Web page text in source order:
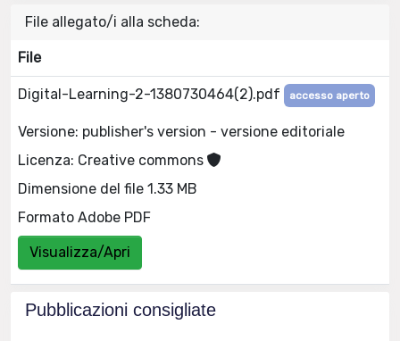
File allegato/i alla scheda:
File
Digital-Learning-2-1380730464(2).pdf accesso aperto
Versione: publisher's version - versione editoriale
Licenza: Creative commons
Dimensione del file 1.33 MB
Formato Adobe PDF
Visualizza/Apri
Pubblicazioni consigliate